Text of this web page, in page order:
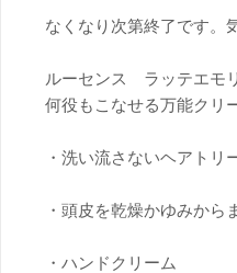
なくなり次第終了です。
ルーセンス ラッテエモ
何役もこなせる万能クリ
・洗い流さないヘアトリ
・頭皮を乾燥かゆみから
・ハンドクリーム